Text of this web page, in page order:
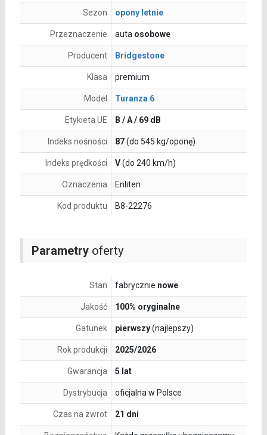
Parametryoferty
Stan fabrycznie nowe
Jakość 100% oryginalne
Gatunek pierwszy(najlepszy)
Rok produkcji 2025/2026
Gwarancja 5 lat
Dystrybucja oficjalna w Polsce
Czas na zwrot 21 dni
Sezon opony letnie
Przeznaczenie auta osobowe
Producent Bridgestone
Klasa premium
Model Turanza 6
Etykieta UE B / A / 69 dB
Indeks nośności 87(do 545 kg/oponę)
Indeks prędkości V(do 240 km/h)
Oznaczenia Enliten
Kod produktu B8-22276